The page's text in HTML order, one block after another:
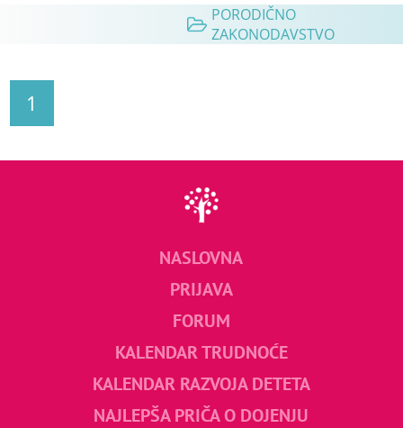
PORODIČNO
ZAKONODAVSTVO
1
NASLOVNA
PRIJAVA
FORUM
KALENDAR TRUDNOĆE
KALENDAR RAZVOJA DETETA
NAJLEPŠA PRIČA O DOJENJU